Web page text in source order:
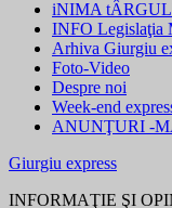
iNIMA
INFO Legislaţia
Arhiva Giurgiu
Foto-Video
Despre noi
Week-end
ANUNŢURI -
Giurgiu express
INFORMAŢIE ŞI